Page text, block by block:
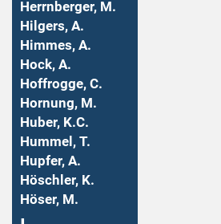
Herrnberger, M.
Hilgers, A.
Himmes, A.
Hock, A.
Hoffrogge, C.
Hornung, M.
Huber, K.C.
Hummel, T.
Hupfer, A.
Höschler, K.
Höser, M.